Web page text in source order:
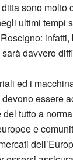
sono
ultimi tempi
davvero
ed i
devono essere
tutto a
e